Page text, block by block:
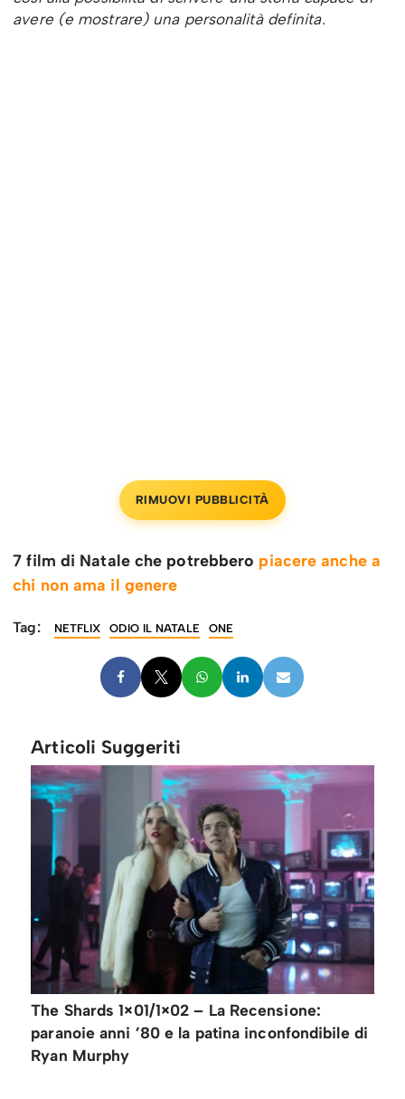
avere (e mostrare) una personalità definita.
RIMUOVI PUBBLICITÀ
7 film di Natale che potrebbero piacere anche a
chi non ama il genere
Tag: NETFLIX ODIO IL NATALE ONE
Articoli Suggeriti
The Shards 1×01/1×02 – La Recensione:
paranoie anni ’80 e la patina inconfondibile di
Ryan Murphy